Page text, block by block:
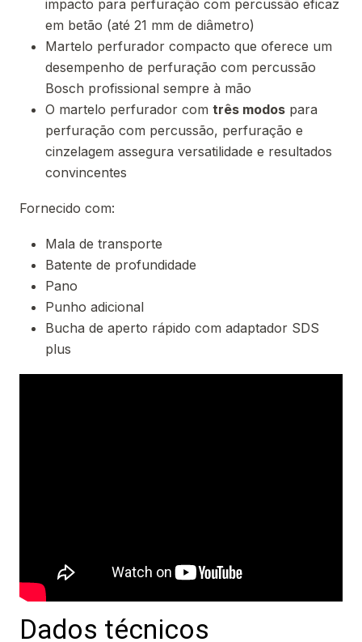
impacto para perfuração com percussão eficaz
em betão (até 21 mm de diâmetro)
Martelo perfurador compacto que oferece um
desempenho de perfuração com percussão
Bosch profissional sempre à mão
O martelo perfurador com três modos para
perfuração com percussão, perfuração e
cinzelagem assegura versatilidade e resultados
convincentes
Fornecido com:
Mala de transporte
Batente de profundidade
Pano
Punho adicional
Bucha de aperto rápido com adaptador SDS
plus
Dados técnicos